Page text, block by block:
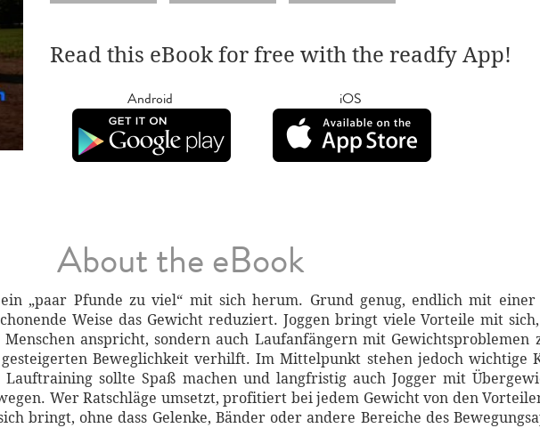
Read this eBook for free with the readfy App!
Android iOS
About the eBook
„paar Pfunde zu viel“ mit sich herum. Grund genug, endlich mit
Weise das Gewicht reduziert. Joggen bringt viele Vorteile mit
anspricht, sondern auch Laufanfängern mit Gewichtsproblemen
Beweglichkeit verhilft. Im Mittelpunkt stehen jedoch wichtige
sollte Spaß machen und langfristig auch Jogger mit
Wer Ratschläge umsetzt, profitiert bei jedem Gewicht von den
bringt, ohne dass Gelenke, Bänder oder andere Bereiche des